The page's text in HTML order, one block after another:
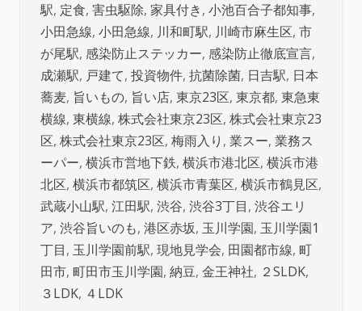
駅, 定食, 害虫駆除, 家具付き, 小池百合子都知事,
小田急線, 小田急線, 川和町駅, 川崎市麻生区, 市
が尾駅, 感染防止ステッカー, 感染防止徹底宣言,
成瀬駅, 戸建て, 投資物件, 抗菌除菌, 日吉駅, 日本
蕎麦, 旨いもの, 旨い店, 東京23区, 東京都, 東急東
横線, 東横線, 株式会社東京23区, 株式会社東京23
区, 株式会社東京23区, 梅雨入り , 業スー, 業務ス
ーパー, 横浜市営地下鉄, 横浜市港北区, 横浜市港
北区, 横浜市都筑区, 横浜市青葉区, 横浜市鶴見区,
武蔵小山駅, 江田駅, 渋谷, 渋谷3丁目, 渋谷エリ
ア, 渋谷旨いのも, 港区赤坂, 玉川学園, 玉川学園1
丁目, 玉川学園前駅, 現地見学会, 田園都市線, 町
田市, 町田市玉川学園, 納豆, 金王神社, ２SLDK,
３LDK, ４LDK